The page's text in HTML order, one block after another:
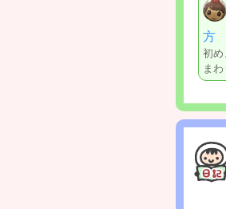
方
初め
ま